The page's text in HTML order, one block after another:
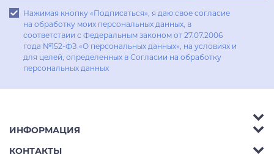
Нажимая кнопку «Подписаться», я даю свое согласие
на обработку моих персональных данных, в
соответствии с Федеральным законом от 27.07.2006
года №152-ФЗ «О персональных данных», на условиях и
для целей, определенных в Согласии на обработку
персональных данных
Аксессуары
ИНФОРМАЦИЯ
КОНТАКТЫ